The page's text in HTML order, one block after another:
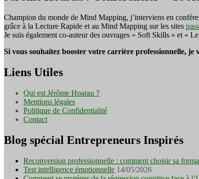
Champion du monde de Mind Mapping, j’interviens en
grâce à la Lecture Rapide et au Mind Mapping sur les sites
Je suis également co-auteur des ouvrages « Soft Skills » et «
Si vous souhaitez booster votre carrière professionnelle,
Liens Utiles
Qui est Jérôme Hoarau ?
Mentions légales
Politique de Confidentialité
Contact
Blog spécial Entrepreneurs Inspirés
Reconversion professionnelle : comment choisir sa
Test intelligence émotionnelle 14/05/2026